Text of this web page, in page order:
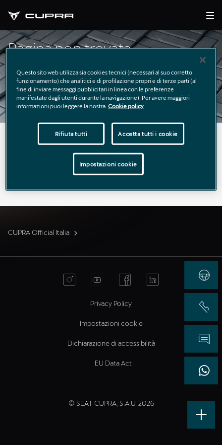
Pagina non trovata
La pagina richiesta non è stata trovata.
Puoi continuare a esplorare il sito usando il menù di
navigazione qui sopra.
CUPRA Official Italia
Privacy Policy
Impostazioni cookie
Dichiarazione di accessibilità
EU Data Act
© SEAT CUPRA, S.A.U. 2026
Questo sito web utilizza sia cookies tecnici (necessari al suo corretto
funzionamento) che analitici e di profilazione propri e di terze parti (al
fine di inviare messaggi pubblicitari in linea con le preferenze
manifestate dagli utenti durante la navigazione). Per avere maggiori
informazioni puoi leggere la nostra Cookie policy
Rifiuta tutti Accetta tutti i cookie
Impostazioni cookie